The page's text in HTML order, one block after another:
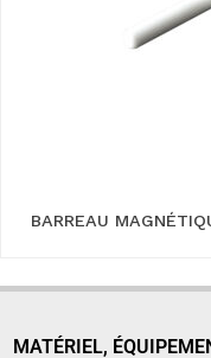
BARREAU
MATÉRIEL,